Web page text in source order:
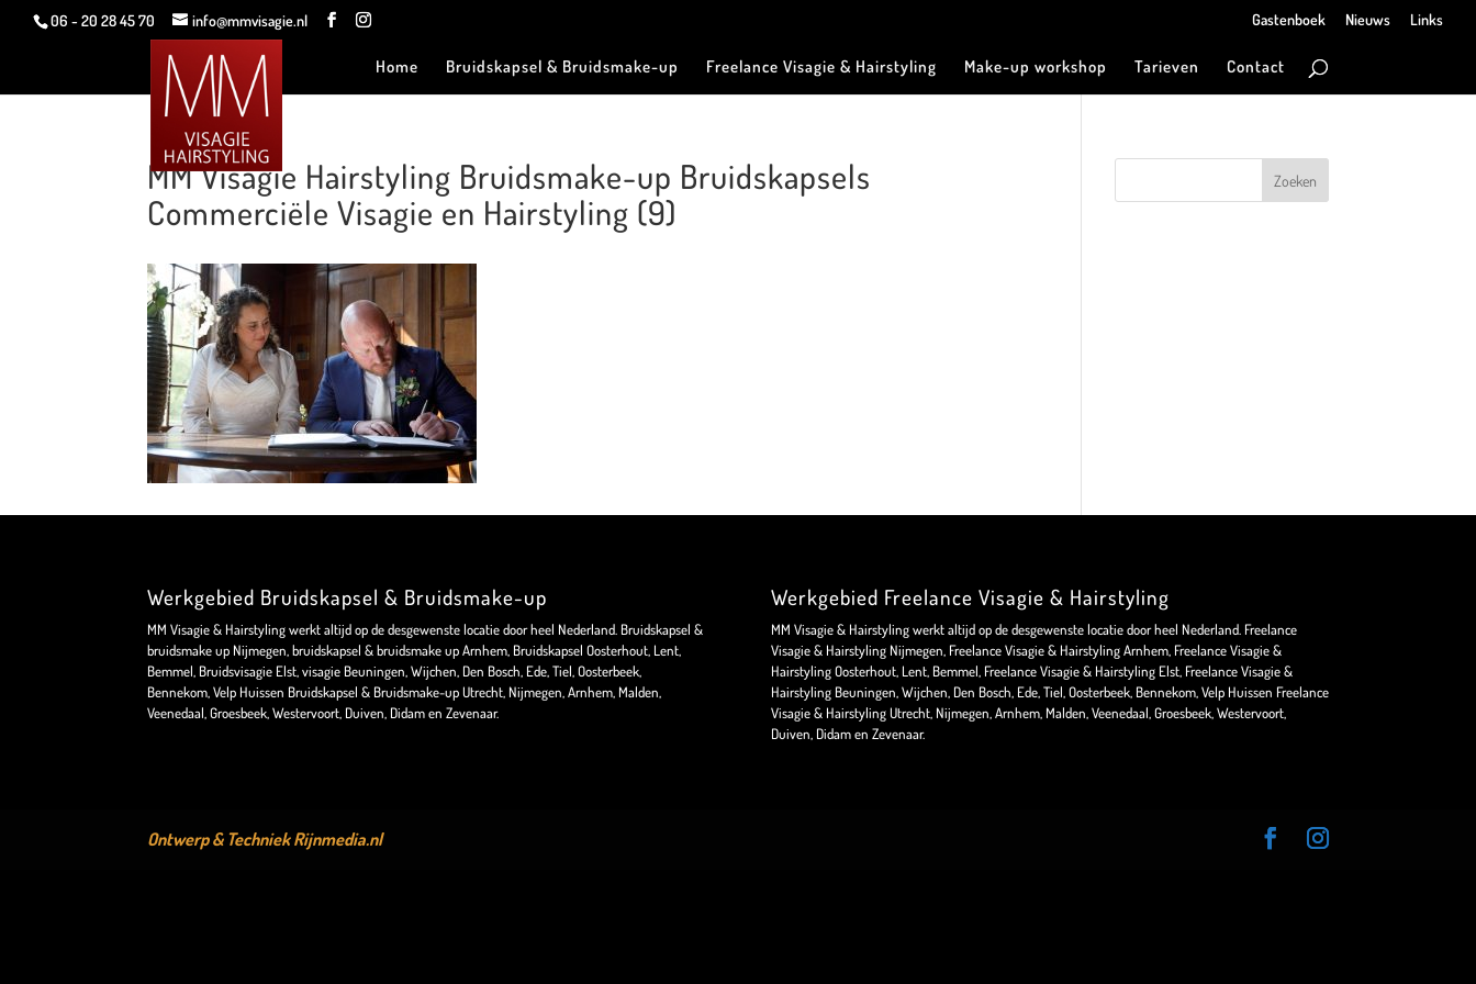
06 - 20 28 45 70 info@mmvisagie.nl Gastenboek Nieuws Links
Home Bruidskapsel & Bruidsmake-up Freelance Visagie & Hairstyling Make-up workshop Tarieven Contact
MM Visagie Hairstyling Bruidsmake-up Bruidskapsels
Commerciële Visagie en Hairstyling (9)
Werkgebied Bruidskapsel & Bruidsmake-up
MM Visagie & Hairstyling werkt altijd op de desgewenste locatie door heel Nederland. Bruidskapsel &
bruidsmake up Nijmegen, bruidskapsel & bruidsmake up Arnhem, Bruidskapsel Oosterhout, Lent,
Bemmel, Bruidsvisagie Elst, visagie Beuningen, Wijchen, Den Bosch, Ede, Tiel, Oosterbeek,
Bennekom, Velp Huissen Bruidskapsel & Bruidsmake-up Utrecht, Nijmegen, Arnhem, Malden,
Veenedaal, Groesbeek, Westervoort, Duiven, Didam en Zevenaar.
Werkgebied Freelance Visagie & Hairstyling
MM Visagie & Hairstyling werkt altijd op de desgewenste locatie door heel Nederland. Freelance
Visagie & Hairstyling Nijmegen, Freelance Visagie & Hairstyling Arnhem, Freelance Visagie &
Hairstyling Oosterhout, Lent, Bemmel, Freelance Visagie & Hairstyling Elst, Freelance Visagie &
Hairstyling Beuningen, Wijchen, Den Bosch, Ede, Tiel, Oosterbeek, Bennekom, Velp Huissen Freelance
Visagie & Hairstyling Utrecht, Nijmegen, Arnhem, Malden, Veenedaal, Groesbeek, Westervoort,
Duiven, Didam en Zevenaar.
Ontwerp & TechniekRijnmedia.nl